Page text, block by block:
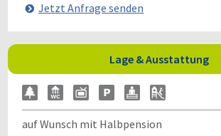
Jetzt Anfrage senden
Lage & Ausstattung
auf Wunsch mit Halbpension